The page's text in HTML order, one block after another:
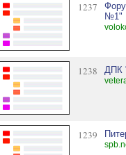
1237
№1"
1238 ДПК
1239